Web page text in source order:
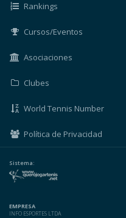
Rankings
Cursos/Eventos
Asociaciones
Clubes
World Tennis Number
Política de Privacidad
Sistema:
EMPRESA
INFO ESPORTES LTDA